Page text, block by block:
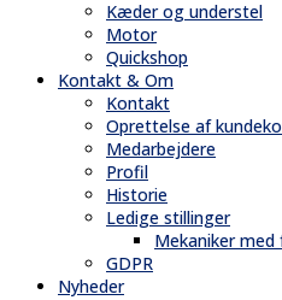
Kæder og understel
Motor
Quickshop
Kontakt & Om
Kontakt
Oprettelse af
Medarbejdere
Profil
Historie
Ledige stillinger
Mekaniker med
GDPR
Nyheder